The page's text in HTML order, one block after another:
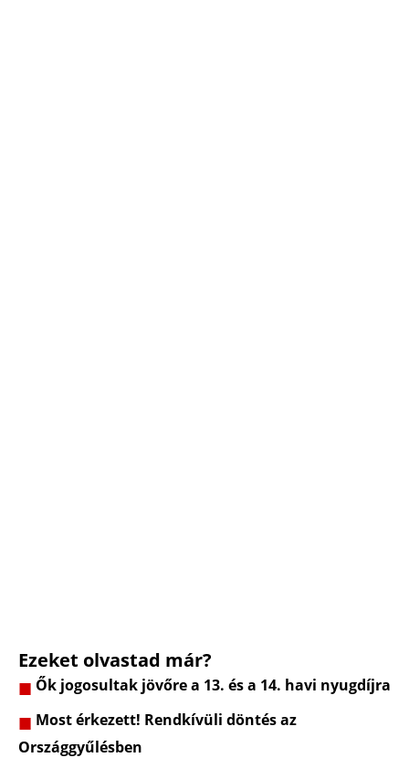
Ezeket olvastad már?
Ők jogosultak jövőre a 13. és a 14. havi nyugdíjra
Most érkezett! Rendkívüli döntés az
Országgyűlésben